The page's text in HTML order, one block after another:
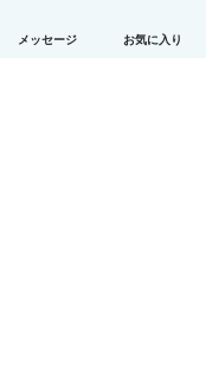
メッセージ お気に入り